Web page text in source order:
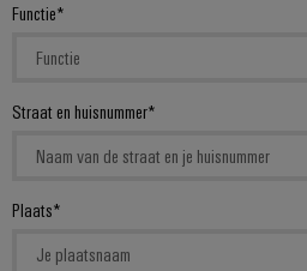
Functie
Straat en huisnummer
Plaats